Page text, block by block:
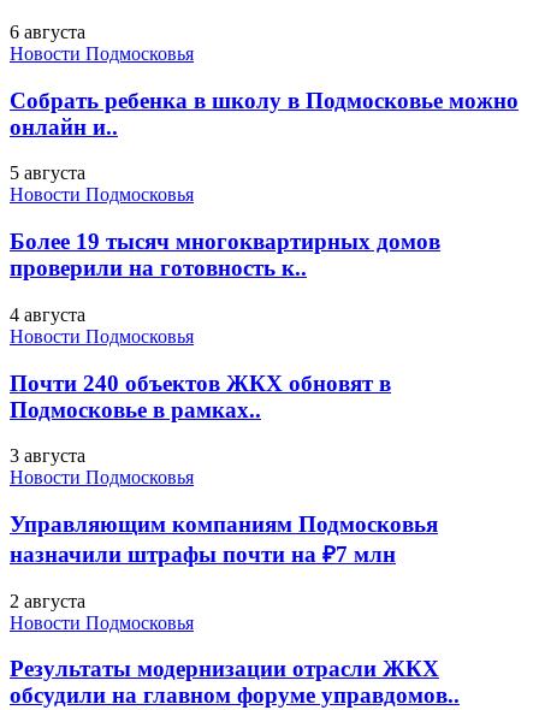
6 августа
Новости Подмосковья
Собрать ребенка в школу в Подмосковье можно
онлайн и..
5 августа
Новости Подмосковья
Более 19 тысяч многоквартирных домов
проверили на готовность к..
4 августа
Новости Подмосковья
Почти 240 объектов ЖКХ обновят в
Подмосковье в рамках..
3 августа
Новости Подмосковья
Управляющим компаниям Подмосковья
назначили штрафы почти на ₽7 млн
2 августа
Новости Подмосковья
Результаты модернизации отрасли ЖКХ
обсудили на главном форуме управдомов..